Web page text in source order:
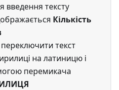
введення тексту
Кількість
текст
на латиницю і
перемикача